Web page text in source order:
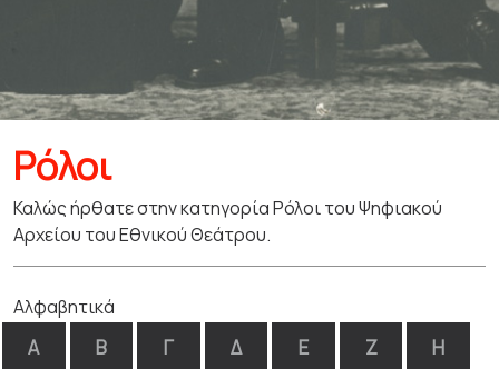
Ρόλοι
Καλώς ήρθατε στην κατηγορία Ρόλοι του Ψηφιακού
Αρχείου του Εθνικού Θεάτρου.
Αλφαβητικά
Α Β Γ Δ Ε Ζ Η